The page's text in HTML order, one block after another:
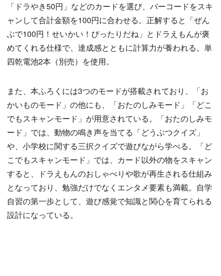
「ドラやき50円」などのカードを選び、バーコードをスキ
ャンして合計金額を100円に合わせる。正解すると「ぜん
ぶで100円！せいかい！ぴったりだね」とドラえもんが褒
めてくれる仕様で、達成感とともに計算力が養われる。単
四乾電池2本（別売）を使用。
また、本ふろくには3つのモードが搭載されており、「お
かいものモード」の他にも、「おたのしみモード」「どこ
でもスキャンモード」が用意されている。「おたのしみモ
ード」では、動物の鳴き声を当てる「どうぶつクイズ」
や、小学校に関する三択クイズで遊びながら学べる。「ど
こでもスキャンモード」では、カード以外の物をスキャン
すると、ドラえもんのおしゃべりや歌が再生される仕組み
となっており、勉強だけでなくエンタメ要素も満載。自学
自習の第一歩として、遊び感覚で知識と関心を育てられる
設計になっている。